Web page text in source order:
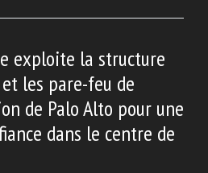
exploite la structure
et les pare-feu de
de Palo Alto pour une
dans le centre de